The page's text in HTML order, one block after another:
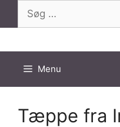
Søg
efter:
Menu
Tæppe fra